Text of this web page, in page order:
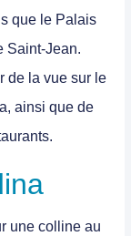
que le Palais
Saint-Jean.
de la vue sur le
ainsi que de
une colline au